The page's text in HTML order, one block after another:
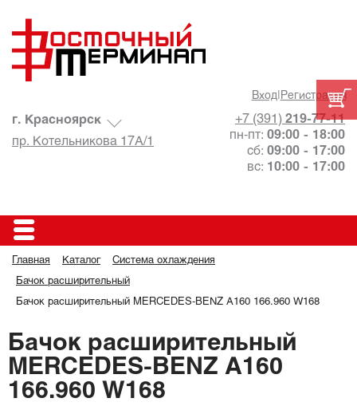
Вход| Регистрация
+7 (391) 219-77-11
пн-пт: 09:00 - 18:00
сб: 09:00 - 17:00
вс: 10:00 - 17:00
г. Красноярск
пр. Котельникова 17А/1
Главная Каталог Система охлаждения
Бачок расширительный
Бачок расширительный MERCEDES-BENZ A160 166.960 W168
Бачок расширительный
MERCEDES-BENZ A160
166.960 W168